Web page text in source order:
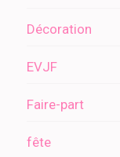
Décoration
EVJF
Faire-part
fête